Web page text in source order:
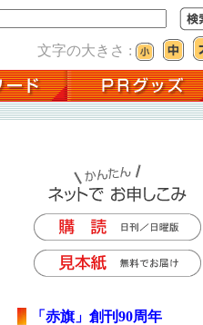
文字の大きさ :
「赤旗」創刊90周年